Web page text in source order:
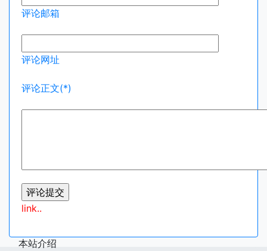
评论邮箱
评论网址
评论正文(*)
link..
本站介绍